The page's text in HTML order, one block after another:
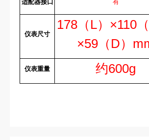
适配器接口 有
仪表尺寸
178 （ L） ×110 （
×59 （ D）
仪表重量 约600g